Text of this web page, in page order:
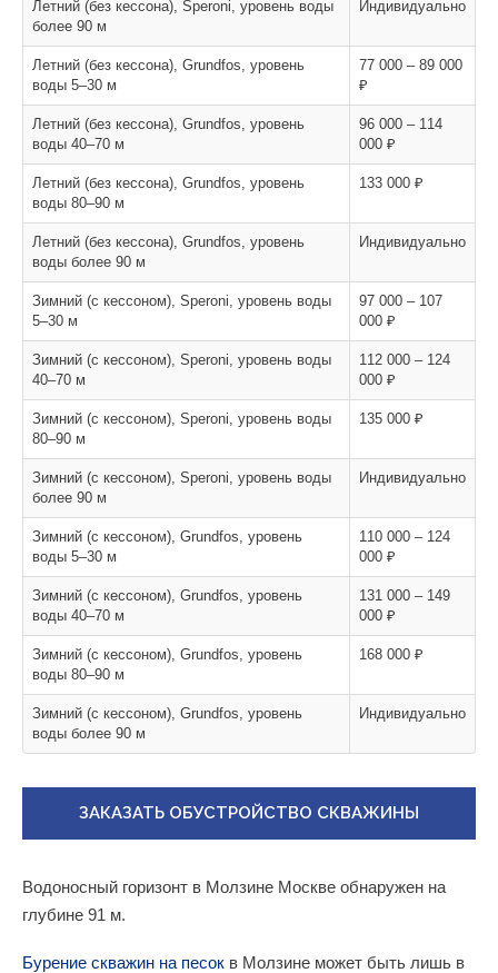
Летний (без кессона), Speroni, уровень воды
более 90 м
Индивидуально
Летний (без кессона), Grundfos, уровень
воды 5–30 м
77 000 – 89 000
₽
Летний (без кессона), Grundfos, уровень
воды 40–70 м
96 000 – 114
000 ₽
Летний (без кессона), Grundfos, уровень
воды 80–90 м
133 000 ₽
Летний (без кессона), Grundfos, уровень
воды более 90 м
Индивидуально
Зимний (с кессоном), Speroni, уровень воды
5–30 м
97 000 – 107
000 ₽
Зимний (с кессоном), Speroni, уровень воды
40–70 м
112 000 – 124
000 ₽
Зимний (с кессоном), Speroni, уровень воды
80–90 м
135 000 ₽
Зимний (с кессоном), Speroni, уровень воды
более 90 м
Индивидуально
Зимний (с кессоном), Grundfos, уровень
воды 5–30 м
110 000 – 124
000 ₽
Зимний (с кессоном), Grundfos, уровень
воды 40–70 м
131 000 – 149
000 ₽
Зимний (с кессоном), Grundfos, уровень
воды 80–90 м
168 000 ₽
Зимний (с кессоном), Grundfos, уровень
воды более 90 м
Индивидуально
ЗАКАЗАТЬ ОБУСТРОЙСТВО СКВАЖИНЫ
Водоносный горизонт в Молзине Москве обнаружен на
глубине 91 м.
Бурение скважин на песок в Молзине может быть лишь в